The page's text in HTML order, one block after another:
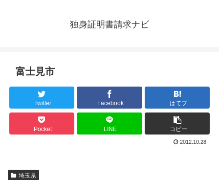
独身証明書請求ナビ
富士見市
Twitter Facebook はてブ
Pocket LINE コピー
2012.10.28
埼玉県